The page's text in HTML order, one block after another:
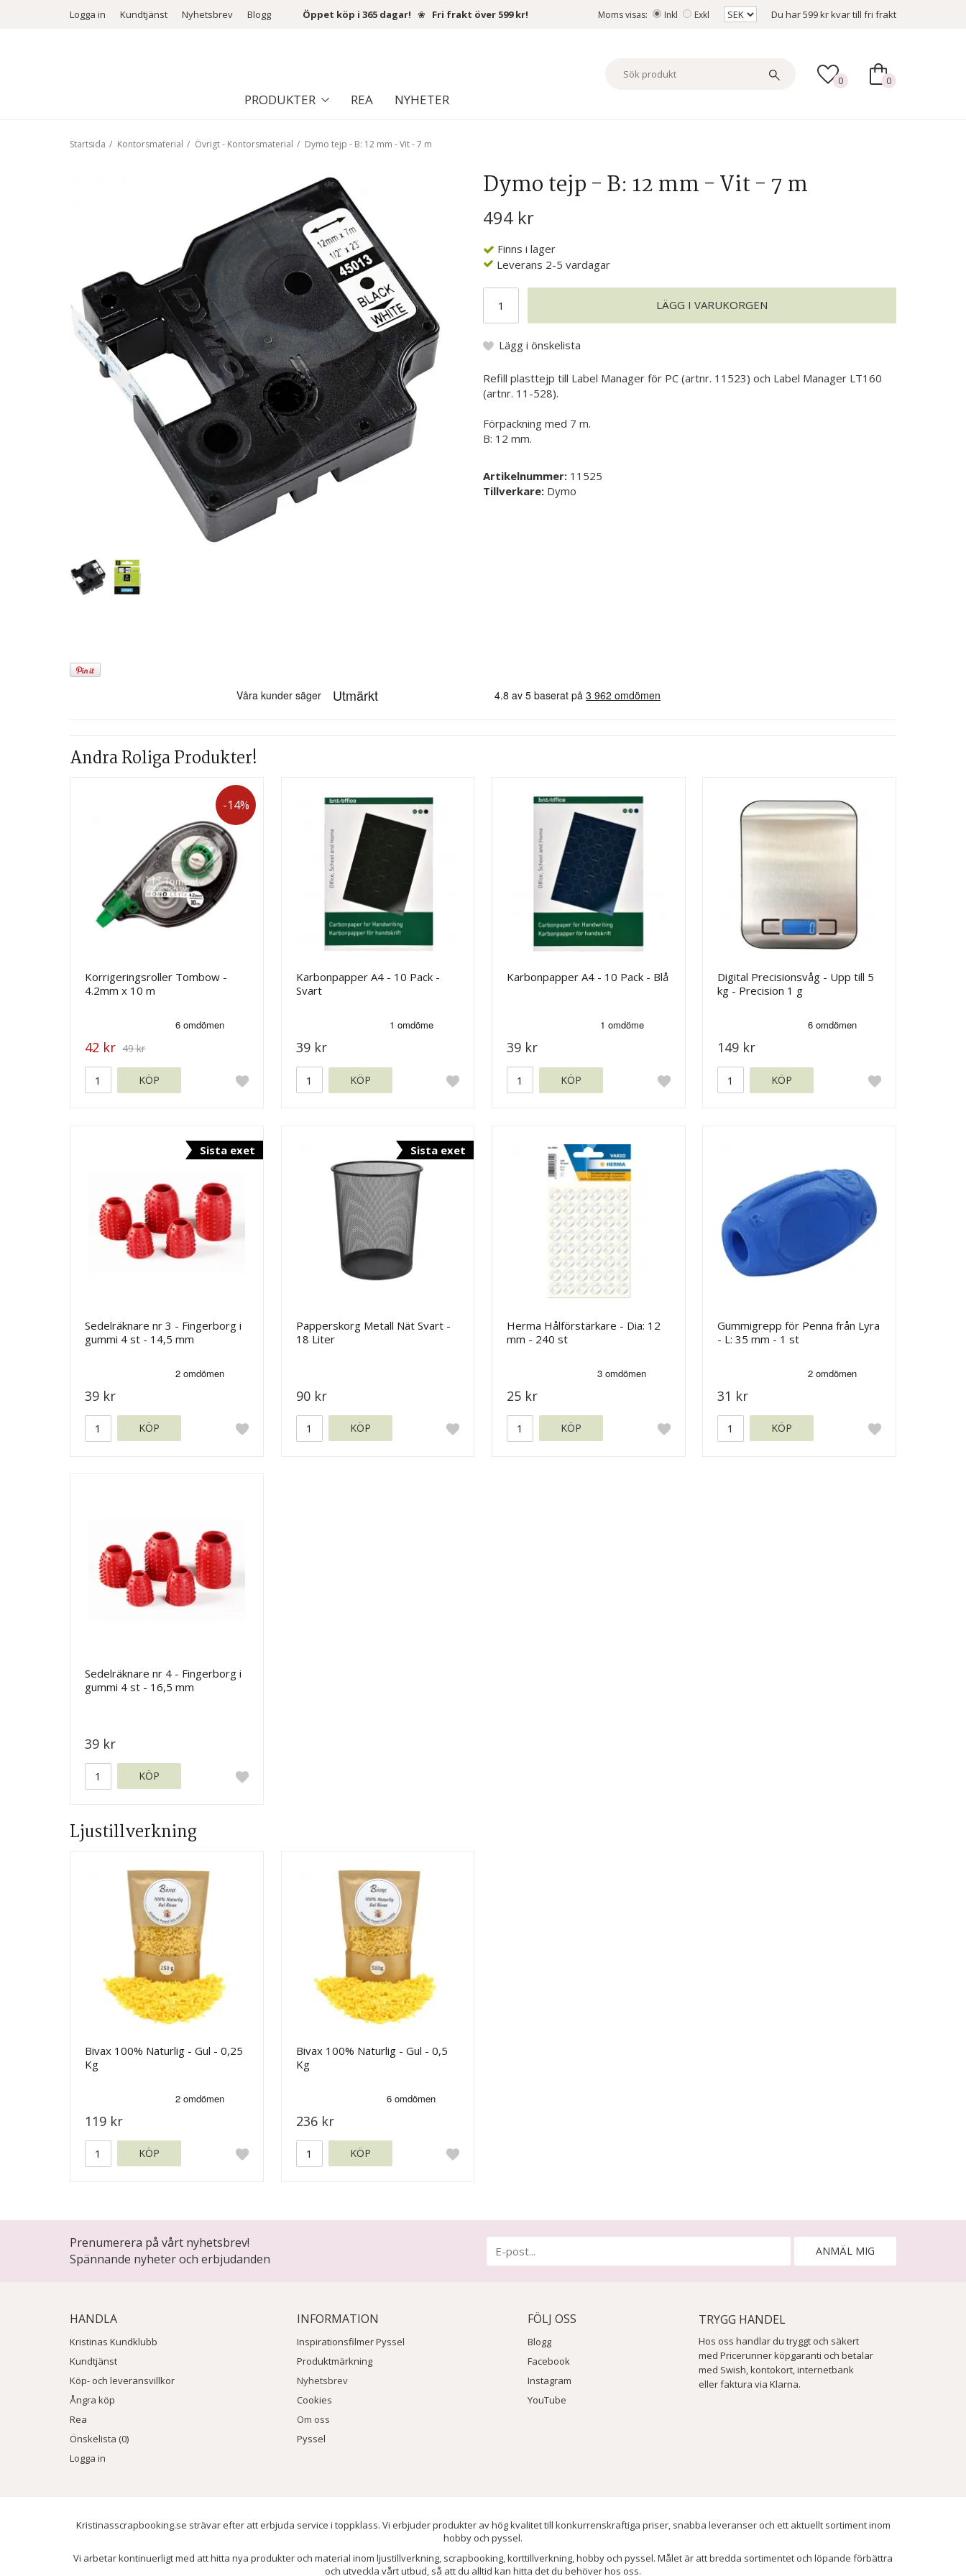
Logga in Kundtjänst Nyhetsbrev Blogg Öppet köp i 365 dagar! ❀ Fri frakt över 599 kr! Moms visas: Inkl Exkl Du har599 krkvar till fri frakt
PRODUKTER REA NYHETER
0 0
Startsida / Kontorsmaterial / Övrigt - Kontorsmaterial / Dymo tejp - B: 12 mm - Vit - 7 m
Dymo tejp - B: 12 mm - Vit - 7 m
494 kr
Finns i lager
Leverans 2-5 vardagar
LÄGG I VARUKORGEN
Lägg i önskelista
Refill plasttejp till Label Manager för PC (artnr. 11523) och Label Manager LT160
(artnr. 11-528).
Förpackning med 7 m.
B: 12 mm.
Artikelnummer: 11525
Tillverkare: Dymo
Andra Roliga Produkter!
-14%
Korrigeringsroller Tombow -
4.2mm x 10 m
42 kr 49 kr
KÖP
Karbonpapper A4 - 10 Pack -
Svart
39 kr
KÖP
Karbonpapper A4 - 10 Pack - Blå
39 kr
KÖP
Digital Precisionsvåg - Upp till 5
kg - Precision 1 g
149 kr
KÖP
Sista exet
Sedelräknare nr 3 - Fingerborg i
gummi 4 st - 14,5 mm
39 kr
KÖP
Sista exet
Papperskorg Metall Nät Svart -
18 Liter
90 kr
KÖP
Herma Hålförstärkare - Dia: 12
mm - 240 st
25 kr
KÖP
Gummigrepp för Penna från Lyra
- L: 35 mm - 1 st
31 kr
KÖP
Sedelräknare nr 4 - Fingerborg i
gummi 4 st - 16,5 mm
39 kr
KÖP
Ljustillverkning
Bivax 100% Naturlig - Gul - 0,25
Kg
119 kr
KÖP
Bivax 100% Naturlig - Gul - 0,5
Kg
236 kr
KÖP
Prenumerera på vårt nyhetsbrev!
Spännande nyheter och erbjudanden
ANMÄL MIG
HANDLA
Kristinas Kundklubb
Kundtjänst
Köp- och leveransvillkor
Ångra köp
Rea
Önskelista (0)
Logga in
INFORMATION
Inspirationsfilmer Pyssel
Produktmärkning
Nyhetsbrev
Cookies
Om oss
Pyssel
FÖLJ OSS
Blogg
Facebook
Instagram
YouTube
TRYGG HANDEL
Hos oss handlar du tryggt och säkert
med Pricerunner köpgaranti och betalar
med Swish, kontokort, internetbank
eller faktura via Klarna.
Kristinasscrapbooking.se strävar efter att erbjuda service i toppklass. Vi erbjuder produkter av hög kvalitet till konkurrenskraftiga priser, snabba leveranser och ett aktuellt sortiment inom
hobby och pyssel.
Vi arbetar kontinuerligt med att hitta nya produkter och material inom ljustillverkning, scrapbooking, korttillverkning, hobby och pyssel. Målet är att bredda sortimentet och löpande förbättra
och utveckla vårt utbud, så att du alltid kan hitta det du behöver hos oss.